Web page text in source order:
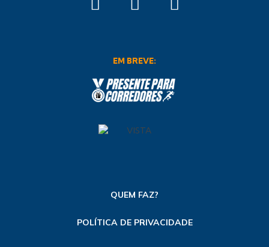
EM BREVE:
QUEM FAZ?
POLÍTICA DE PRIVACIDADE